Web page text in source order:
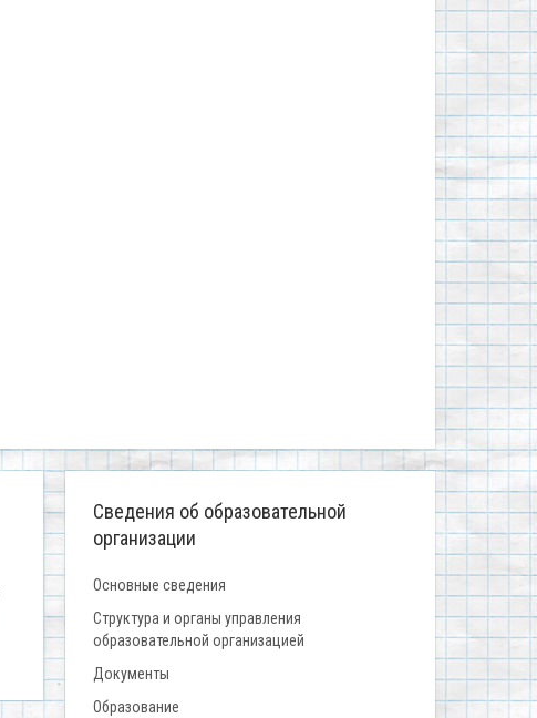
Сведения об образовательной
организации
Основные сведения
Структура и органы управления
образовательной организацией
Документы
Образование